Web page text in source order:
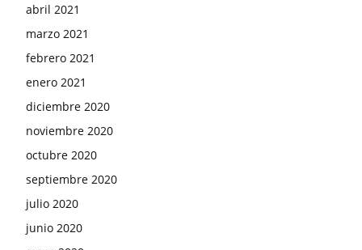
abril 2021
marzo 2021
febrero 2021
enero 2021
diciembre 2020
noviembre 2020
octubre 2020
septiembre 2020
julio 2020
junio 2020